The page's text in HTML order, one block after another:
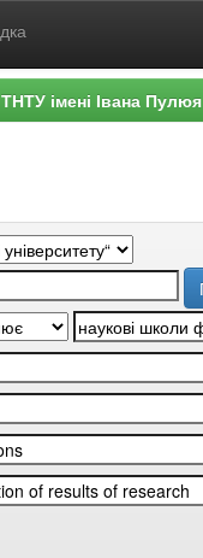
імені Івана Пулюя